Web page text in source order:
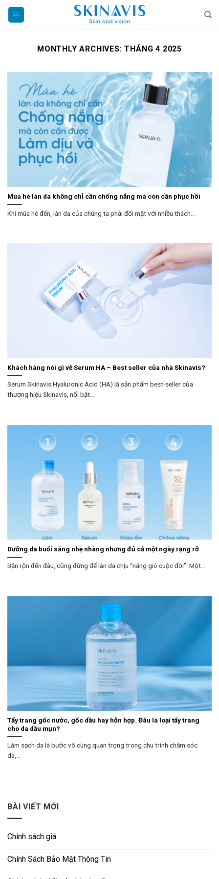
Skip
MONTHLY ARCHIVES:THÁNG 4 2025
Mùa hè làn da không chỉ cần chống nắng mà còn cần phục hồi
Khi mùa hè đến, làn da của chúng ta phải đối mặt với nhiều thách...
Khách hàng nói gì về Serum HA – Best seller của nhà Skinavis?
Serum Skinavis Hyaluronic Acid (HA) là sản phẩm best-seller của
thương hiệu Skinavis, nổi bật...
Dưỡng da buổi sáng nhẹ nhàng nhưng đủ cả một ngày rạng rỡ
Bận rộn đến đâu, cũng đừng để làn da chịu “nắng gió cuộc đời”. Một...
Tẩy trang gốc nước, gốc dầu hay hỗn hợp. Đâu là loại tẩy trang
cho da dầu mụn?
Làm sạch da là bước vô cùng quan trọng trong chu trình chăm sóc
da,...
BÀI VIẾT MỚI
Chính sách giá
Chính Sách Bảo Mật Thông Tin